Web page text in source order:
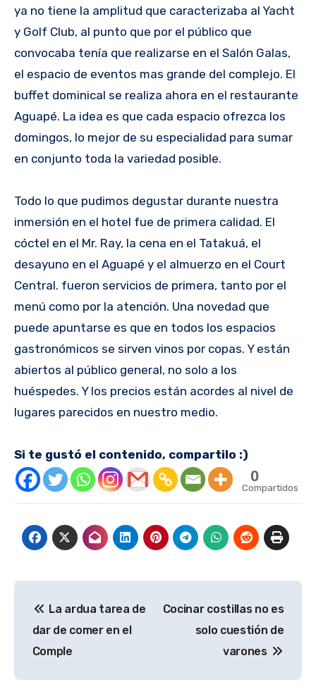
ya no tiene la amplitud que caracterizaba al Yacht
y Golf Club, al punto que por el público que
convocaba tenía que realizarse en el Salón Galas,
el espacio de eventos mas grande del complejo. El
buffet dominical se realiza ahora en el restaurante
Aguapé. La idea es que cada espacio ofrezca los
domingos, lo mejor de su especialidad para sumar
en conjunto toda la variedad posible.
Todo lo que pudimos degustar durante nuestra
inmersión en el hotel fue de primera calidad. El
cóctel en el Mr. Ray, la cena en el Tatakuá, el
desayuno en el Aguapé y el almuerzo en el Court
Central. fueron servicios de primera, tanto por el
menú como por la atención. Una novedad que
puede apuntarse es que en todos los espacios
gastronómicos se sirven vinos por copas. Y están
abiertos al público general, no solo a los
huéspedes. Y los precios están acordes al nivel de
lugares parecidos en nuestro medio.
Si te gustó el contenido, compartilo :)
0
Compartidos
de
entradas
La ardua tarea de
dar de comer en el
Comple
Cocinar costillas no es
solo cuestión de
varones